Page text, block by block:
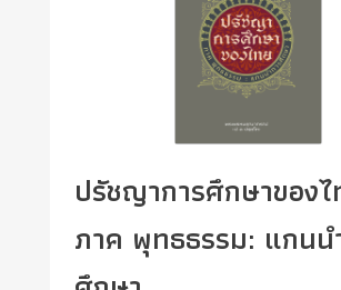
ปรัชญาการศึกษาของ
ภาค พุทธธรรม: แกนน